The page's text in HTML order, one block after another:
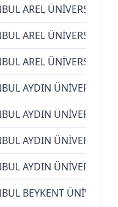
AREL ÜNİVERSİTESİ
AREL ÜNİVERSİTESİ
AREL ÜNİVERSİTESİ
AYDIN ÜNİVERSİTESİ
AYDIN ÜNİVERSİTESİ
AYDIN ÜNİVERSİTESİ
AYDIN ÜNİVERSİTESİ
BEYKENT